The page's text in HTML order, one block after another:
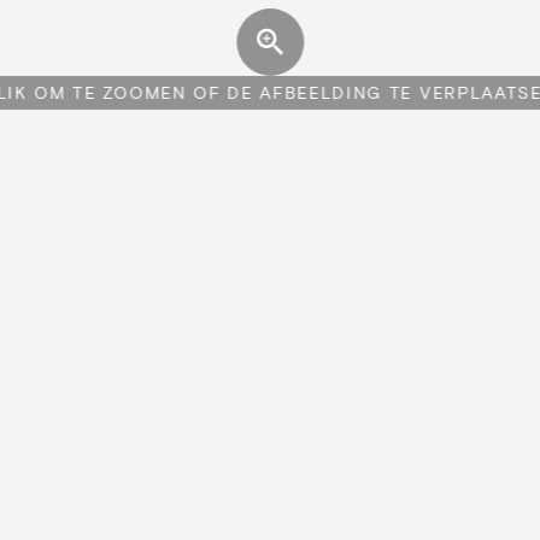
OM TE ZOOMEN OF DE AFBEELDING TE